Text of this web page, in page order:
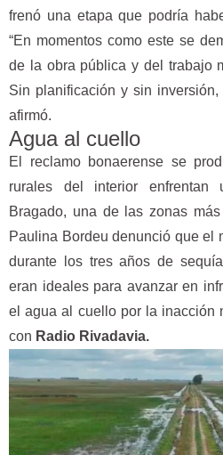
frenó una etapa que podría
“En momentos como este se
de la obra pública y del trabajo
Sin planificación y sin inversión,
afirmó.
Agua al cuello
El reclamo bonaerense se
rurales del interior enfrentan
Bragado, una de las zonas
Paulina Bordeu denunció que el
durante los tres años de
eran ideales para avanzar en
el agua al cuello por la inacción
con Radio Rivadavia.